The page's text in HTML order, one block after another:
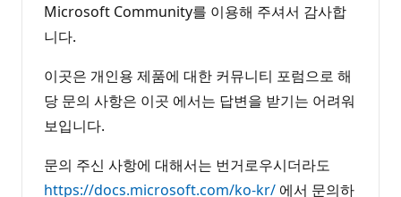
Microsoft Community를 이용해 주셔서 감사합
니다.
이곳은 개인용 제품에 대한 커뮤니티 포럼으로 해
당 문의 사항은 이곳 에서는 답변을 받기는 어려워
보입니다.
문의 주신 사항에 대해서는 번거로우시더라도
https://docs.microsoft.com/ko-kr/ 에서 문의하